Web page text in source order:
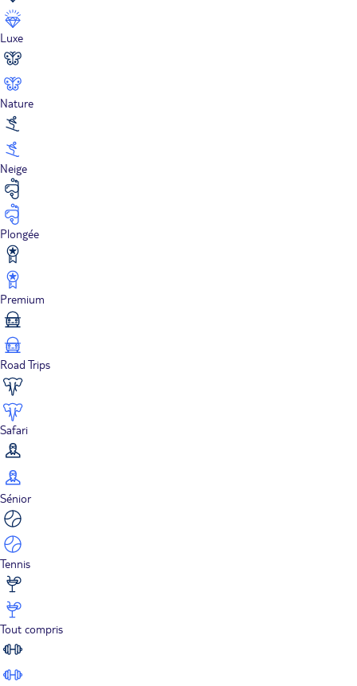
Luxe
Nature
Neige
Plongée
Premium
Road Trips
Safari
Sénior
Tennis
Tout compris